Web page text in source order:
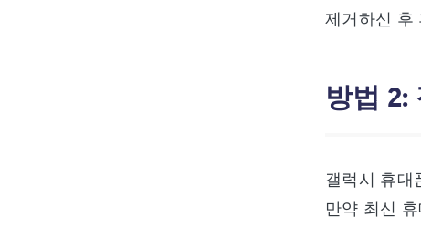
제거하신 후
방법 2:
갤럭시 휴대
만약 최신